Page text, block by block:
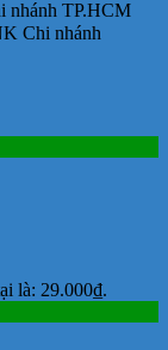
nhánh TP.HCM
Chi nhánh
là: 29.000₫.